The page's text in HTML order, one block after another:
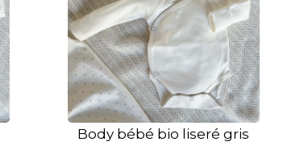
Body bébé bio liseré gris